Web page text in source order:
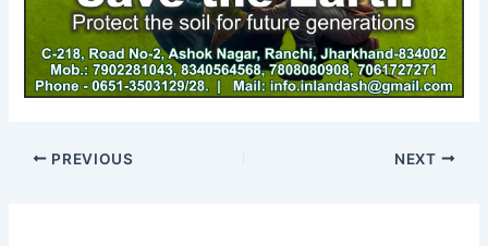
PREVIOUS NEXT